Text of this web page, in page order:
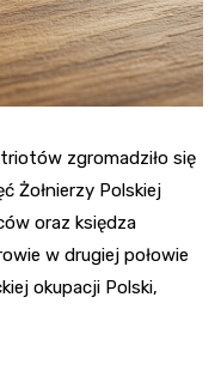
zgromadziło się
Żołnierzy Polskiej
oraz księdza
w drugiej połowie
okupacji Polski,